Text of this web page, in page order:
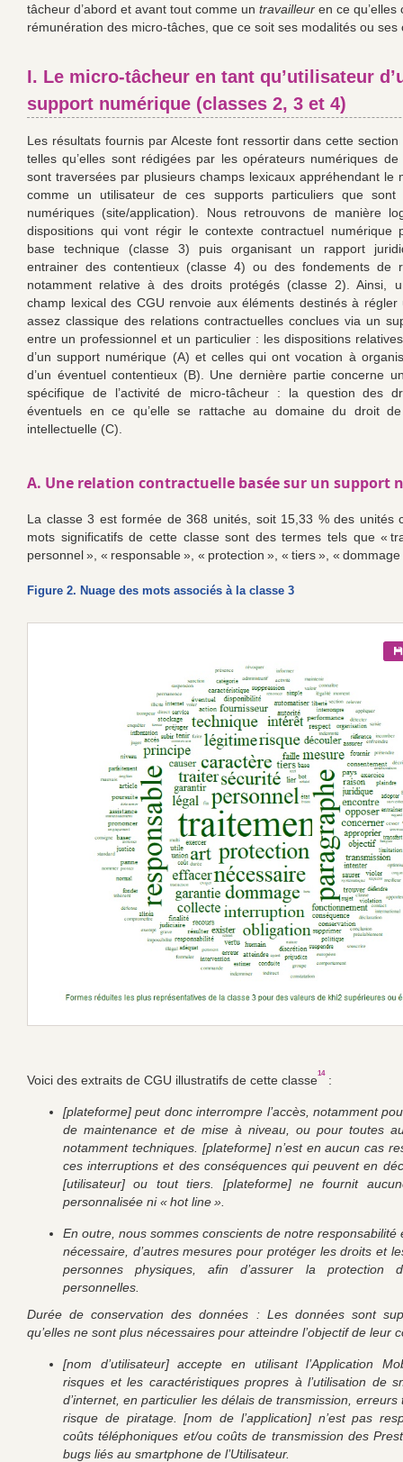
tâcheur d’abord et avant tout comme un travailleur en ce
rémunération des micro-tâches, que ce soit ses modalités ou ses
I. Le micro-tâcheur en tant qu’utilisateur
support numérique (classes 2, 3 et 4)
Les résultats fournis par Alceste font ressortir dans cette
telles qu’elles sont rédigées par les opérateurs numériques de
sont traversées par plusieurs champs lexicaux appréhendant le
comme un utilisateur de ces supports particuliers que sont
numériques (site/application). Nous retrouvons de manière
dispositions qui vont régir le contexte contractuel numérique
base technique (classe 3) puis organisant un rapport
entrainer des contentieux (classe 4) ou des fondements de
notamment relative à des droits protégés (classe 2). Ainsi,
champ lexical des CGU renvoie aux éléments destinés à régler
assez classique des relations contractuelles conclues via un
entre un professionnel et un particulier : les dispositions relatives
d’un support numérique (A) et celles qui ont vocation à
d’un éventuel contentieux (B). Une dernière partie concerne
spécifique de l’activité de micro-tâcheur : la question des
éventuels en ce qu’elle se rattache au domaine du droit
intellectuelle (C).
A. Une relation contractuelle basée sur un support
La classe 3 est formée de 368 unités, soit 15,33 % des unités
mots significatifs de cette classe sont des termes tels que «
personnel », « responsable », « protection », « tiers », « dommage
Figure 2. Nuage des mots associés à la classe 3
Voici des extraits de CGU illustratifs de cette classe14:
[plateforme] peut donc interrompre l’accès, notamment
de maintenance et de mise à niveau, ou pour toutes
notamment techniques. [plateforme] n’est en aucun cas
ces interruptions et des conséquences qui peuvent en
[utilisateur] ou tout tiers. [plateforme] ne fournit
personnalisée ni « hot line ».
En outre, nous sommes conscients de notre responsabilité
nécessaire, d’autres mesures pour protéger les droits et
personnes physiques, afin d’assurer la protection
personnelles.
Durée de conservation des données : Les données sont
qu’elles ne sont plus nécessaires pour atteindre l’objectif de leur
[nom d’utilisateur] accepte en utilisant l’Application
risques et les caractéristiques propres à l’utilisation de
d’internet, en particulier les délais de transmission, erreurs
risque de piratage. [nom de l’application] n’est pas
coûts téléphoniques et/ou coûts de transmission des
bugs liés au smartphone de l’Utilisateur.